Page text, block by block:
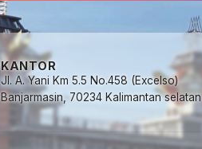
KANTOR
Jl. A. Yani Km 5.5 No.458 (Excelso)
Banjarmasin, 70234 Kalimantan selatan